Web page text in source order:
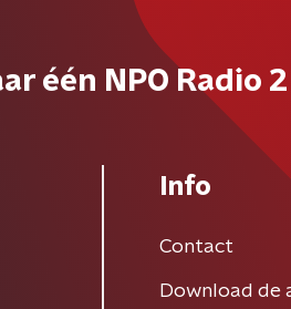
één NPO Radio 2
Info
Contact
Download de